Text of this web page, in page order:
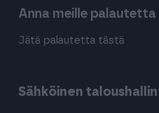
Anna meille palautetta
Jätä palautetta tästä
Sähköinen